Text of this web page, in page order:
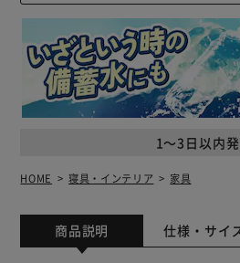
1～3日以内
HOME 寝具・インテリア 家具
商品説明 仕様・サイ